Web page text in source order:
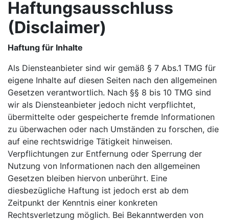
Haftungsausschluss
(Disclaimer)
Haftung für Inhalte
Als Diensteanbieter sind wir gemäß § 7 Abs.1 TMG für
eigene Inhalte auf diesen Seiten nach den allgemeinen
Gesetzen verantwortlich. Nach §§ 8 bis 10 TMG sind
wir als Diensteanbieter jedoch nicht verpflichtet,
übermittelte oder gespeicherte fremde Informationen
zu überwachen oder nach Umständen zu forschen, die
auf eine rechtswidrige Tätigkeit hinweisen.
Verpflichtungen zur Entfernung oder Sperrung der
Nutzung von Informationen nach den allgemeinen
Gesetzen bleiben hiervon unberührt. Eine
diesbezügliche Haftung ist jedoch erst ab dem
Zeitpunkt der Kenntnis einer konkreten
Rechtsverletzung möglich. Bei Bekanntwerden von